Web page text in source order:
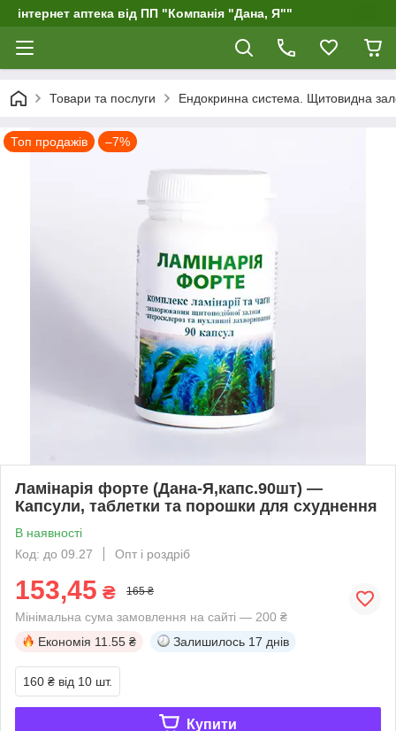
інтернет аптека від ПП "Компанія "Дана, Я""
Товари та послуги Ендокринна система. Щитовидна
Топ продажів –7%
Ламінарія форте (Дана-Я,капс.90шт) —
Капсули, таблетки та порошки для схуднення
В наявності
Код: до 09.27
Опт і роздріб
153,45 ₴ 165 ₴
Мінімальна сума замовлення на сайті — 200 ₴
Економія 11.55 ₴ Залишилось 17 днів
160 ₴ від 10 шт.
Купити